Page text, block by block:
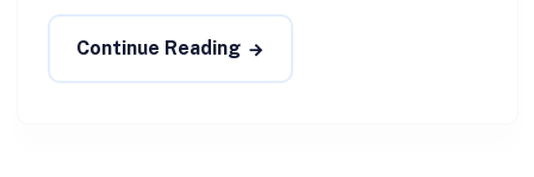
Continue Reading